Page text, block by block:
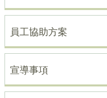
員工協助方案
宣導事項